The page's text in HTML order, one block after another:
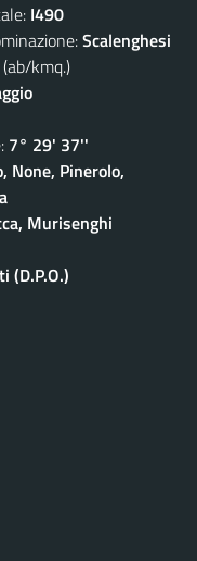
I490
Scalenghesi
(ab/kmq.)
7° 29' 37''
None, Pinerolo,
Murisenghi
(D.P.O.)